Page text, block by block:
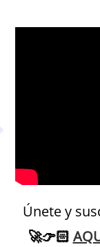
Únete y
🚀👉🏻